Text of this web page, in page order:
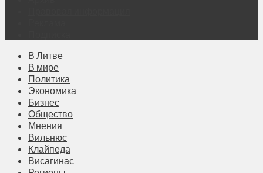
В Литве
В мире
Политика
Экономика
Бизнес
Общество
Мнения
Вильнюс
Клайпеда
Висагинас